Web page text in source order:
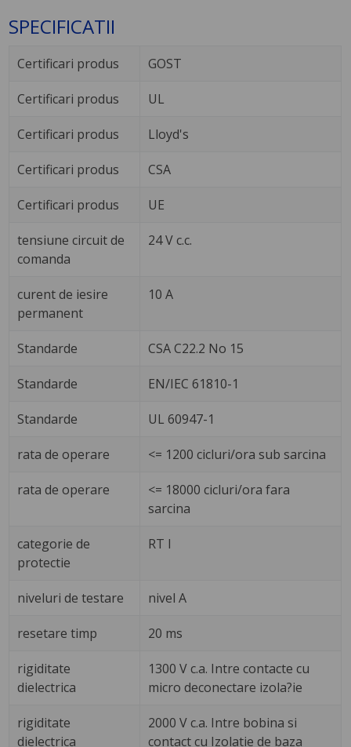
SPECIFICATII
Certificari produs GOST
Certificari produs UL
Certificari produs Lloyd's
Certificari produs CSA
Certificari produs UE
tensiune circuit de
comanda
24 V c.c.
curent de iesire
permanent
10 A
Standarde CSA C22.2 No 15
Standarde EN/IEC 61810-1
Standarde UL 60947-1
rata de operare <= 1200 cicluri/ora sub sarcina
rata de operare
<= 18000 cicluri/ora fara
sarcina
categorie de
protectie
RT I
niveluri de testare nivel A
resetare timp 20 ms
rigiditate
dielectrica
1300 V c.a. Intre contacte cu
micro deconectare izola?ie
rigiditate
dielectrica
2000 V c.a. Intre bobina si
contact cu Izolatie de baza